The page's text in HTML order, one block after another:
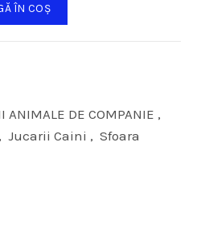
ÎN COȘ
ANIMALE DE COMPANIE ,
, Jucarii Caini , Sfoara